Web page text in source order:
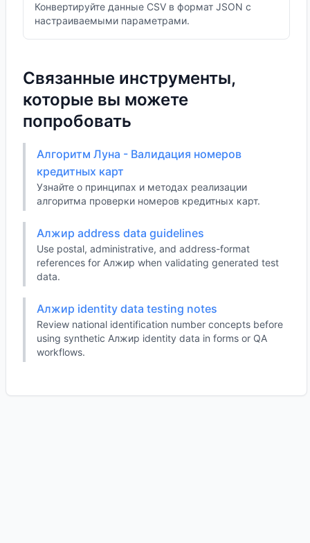
Конвертируйте данные CSV в формат JSON с
настраиваемыми параметрами.
Связанные инструменты,
которые вы можете
попробовать
Алгоритм Луна - Валидация номеров
кредитных карт
Узнайте о принципах и методах реализации
алгоритма проверки номеров кредитных карт.
Алжир address data guidelines
Use postal, administrative, and address-format
references for Алжир when validating generated test
data.
Алжир identity data testing notes
Review national identification number concepts before
using synthetic Алжир identity data in forms or QA
workflows.